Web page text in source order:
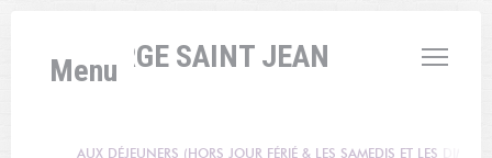
L'AUBERGE SAINT JEAN
Menu
AUX DÉJEUNERS (HORS JOUR FÉRIÉ & LES SAMEDIS ET LES